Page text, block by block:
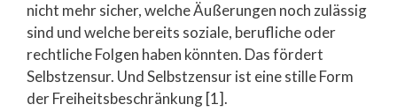
nicht mehr sicher, welche Äußerungen noch zulässig
sind und welche bereits soziale, berufliche oder
rechtliche Folgen haben könnten. Das fördert
Selbstzensur. Und Selbstzensur ist eine stille Form
der Freiheitsbeschränkung [1].